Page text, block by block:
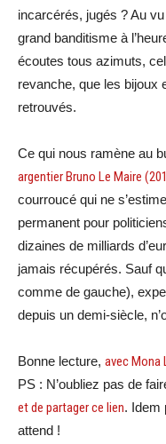
incarcérés, jugés ? Au
grand banditisme à
écoutes tous azimuts,
revanche, que les bijoux
retrouvés.
Ce qui nous ramène au
argentier Bruno Le Maire
courroucé qui ne
permanent pour
dizaines de milliards
jamais récupérés. Sauf
comme de gauche),
depuis un demi-siècle,
Bonne lecture, avec Mona
PS : N’oubliez pas de
et de partager ce lien. Idem
attend !